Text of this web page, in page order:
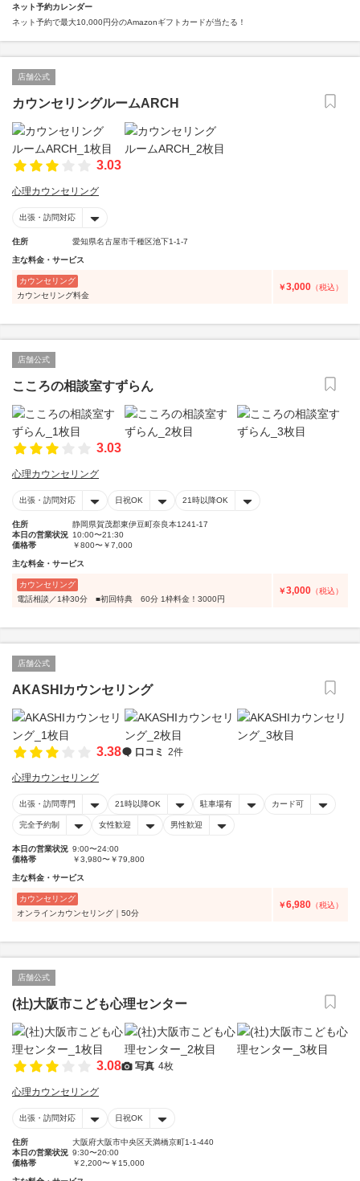
ネット予約カレンダー
ネット予約で最大10,000円分のAmazonギフトカードが当たる！
店舗公式
カウンセリングルームARCH
3.03
心理カウンセリング
出張・訪問対応
住所 愛知県名古屋市千種区池下1-1-7
主な料金・サービス
カウンセリング
カウンセリング料金
￥3,000 （税込）
店舗公式
こころの相談室すずらん
3.03
心理カウンセリング
出張・訪問対応 日祝OK 21時以降OK
住所
静岡県賀茂郡東伊豆町奈良本1241-17
本日の営業状況 10:00〜21:30
価格帯
￥800〜￥7,000
主な料金・サービス
カウンセリング
電話相談／1枠30分 ■初回特典 60分 1枠料金！3000円
￥3,000 （税込）
店舗公式
AKASHIカウンセリング
3.38 口コミ 2件
心理カウンセリング
出張・訪問専門 21時以降OK 駐車場有 カード可
完全予約制 女性歓迎 男性歓迎
本日の営業状況 9:00〜24:00
価格帯
￥3,980〜￥79,800
主な料金・サービス
カウンセリング
オンラインカウンセリング｜50分
￥6,980 （税込）
店舗公式
(社)大阪市こども心理センター
3.08 写真 4枚
心理カウンセリング
出張・訪問対応 日祝OK
住所
大阪府大阪市中央区天満橋京町1-1-440
本日の営業状況 9:30〜20:00
価格帯
￥2,200〜￥15,000